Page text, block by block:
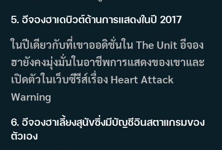
5. อีจองฮาเดบิวต์ด้านการแสดงในปี 2017
ในปีเดียวกับที่เขาออดิชั่นใน The Unit อีจอง
ฮายังคงมุ่งมั่นในอาชีพการแสดงของเขาและ
เปิดตัวในเว็บซีรีส์เรื่อง Heart Attack
Warning
6. อีจองฮาเลี้ยงสุนัขซึ่งมีบัญชีอินสตาแกรมของ
ตัวเอง